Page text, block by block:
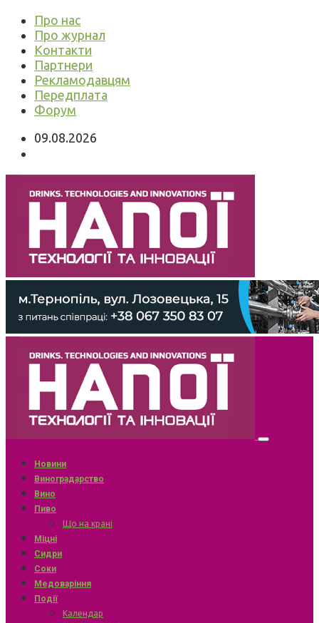
Про нас
Про журнал
Контакти
Партнери
Рекламодавцям
Передплата
Форум
09.08.2026
Новини
Виноградарство
Вино
Пиво
Що на крані
Міцні
Сидри
Соки
Медоваріння
Події
Календар